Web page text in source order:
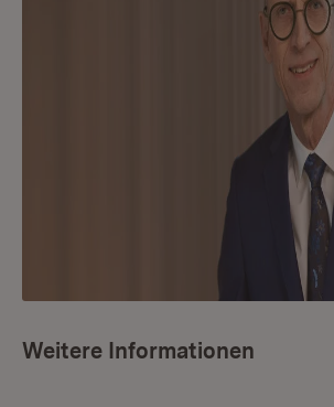
Weitere Informationen